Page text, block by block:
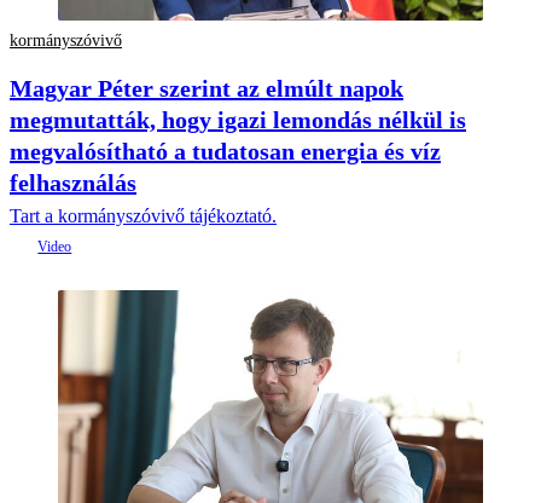
kormányszóvivő
Magyar Péter szerint az elmúlt napok
megmutatták, hogy igazi lemondás nélkül is
megvalósítható a tudatosan energia és víz
felhasználás
Tart a kormányszóvivő tájékoztató.